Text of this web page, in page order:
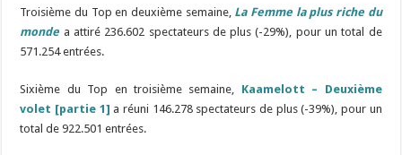
Troisième du Top en deuxième semaine, La Femme la plus riche du
monde a attiré 236.602 spectateurs de plus (-29%), pour un total de
571.254 entrées.
Sixième du Top en troisième semaine, Kaamelott – Deuxième
volet [partie 1] a réuni 146.278 spectateurs de plus (-39%), pour un
total de 922.501 entrées.